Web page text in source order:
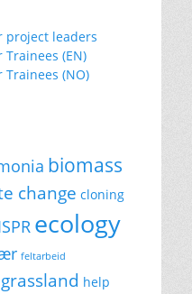
project leaders
(EN)
(NO)
biomass
change cloning
ecology
feltarbeid
grassland help